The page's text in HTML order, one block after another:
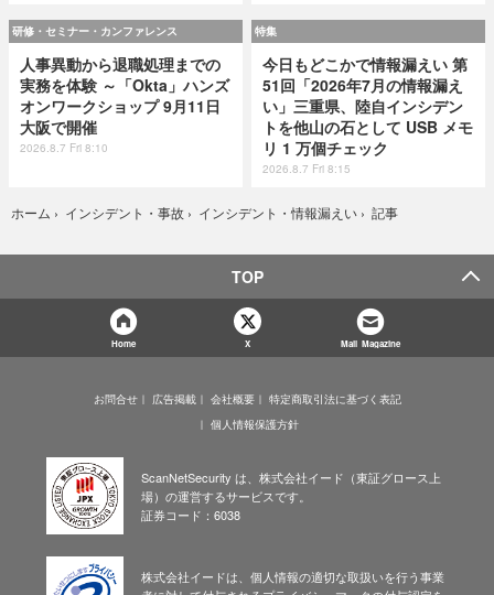
研修・セミナー・カンファレンス
人事異動から退職処理までの
実務を体験 ～「Okta」ハンズ
オンワークショップ 9月11日
大阪で開催
2026.8.7 Fri 8:10
特集
今日もどこかで情報漏えい 第
51回「2026年7月の情報漏え
い」三重県、陸自インシデン
トを他山の石として USB メモ
リ 1 万個チェック
2026.8.7 Fri 8:15
ホーム › インシデント・事故 › インシデント・情報漏えい › 記事
TOP
Home X Mail Magazine
お問合せ 広告掲載 会社概要
特定商取引法に基づく表記
個人情報保護方針
ScanNetSecurity は、株式会社イード（東証グロース上
場）の運営するサービスです。
証券コード：6038
株式会社イードは、個人情報の適切な取扱いを行う事業